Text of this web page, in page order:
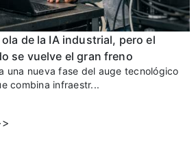
de la IA industrial, pero el
se vuelve el gran freno
una nueva fase del auge tecnológico
combina infraestr...